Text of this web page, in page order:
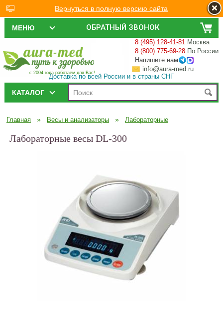
ОБРАТНЫЙ ЗВОНОК
МЕНЮ
с 2004 года работаем для Вас!
8 (495) 128-41-81 Москва
8 (800) 775-69-28 По России
Напишите нам
info@aura-med.ru
Доставка по всей России и в страны СНГ
КАТАЛОГ
Главная » Весы и анализаторы » Лабораторные
Лабораторные весы DL-300
Вернуться в полную версию сайта